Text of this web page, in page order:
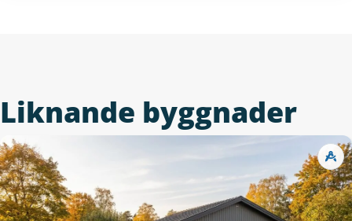
Liknande byggnader